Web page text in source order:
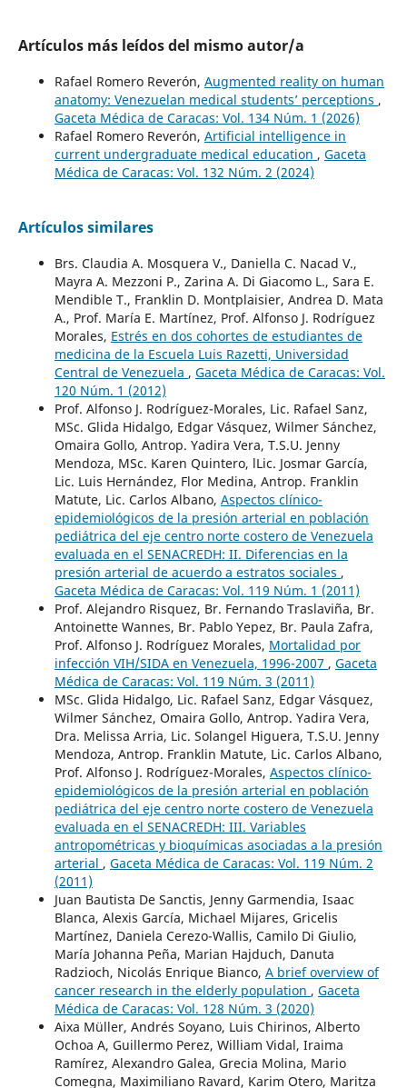
Artículos más leídos del mismo autor/a
Rafael Romero Reverón, Augmented reality on human
anatomy: Venezuelan medical students’ perceptions ,
Gaceta Médica de Caracas: Vol. 134 Núm. 1 (2026)
Rafael Romero Reverón, Artificial intelligence in
current undergraduate medical education , Gaceta
Médica de Caracas: Vol. 132 Núm. 2 (2024)
Artículos similares
Brs. Claudia A. Mosquera V., Daniella C. Nacad V.,
Mayra A. Mezzoni P., Zarina A. Di Giacomo L., Sara E.
Mendible T., Franklin D. Montplaisier, Andrea D. Mata
A., Prof. María E. Martínez, Prof. Alfonso J. Rodríguez
Morales, Estrés en dos cohortes de estudiantes de
medicina de la Escuela Luis Razetti, Universidad
Central de Venezuela , Gaceta Médica de Caracas: Vol.
120 Núm. 1 (2012)
Prof. Alfonso J. Rodríguez-Morales, Lic. Rafael Sanz,
MSc. Glida Hidalgo, Edgar Vásquez, Wilmer Sánchez,
Omaira Gollo, Antrop. Yadira Vera, T.S.U. Jenny
Mendoza, MSc. Karen Quintero, lLic. Josmar García,
Lic. Luis Hernández, Flor Medina, Antrop. Franklin
Matute, Lic. Carlos Albano, Aspectos clínico-
epidemiológicos de la presión arterial en población
pediátrica del eje centro norte costero de Venezuela
evaluada en el SENACREDH: II. Diferencias en la
presión arterial de acuerdo a estratos sociales ,
Gaceta Médica de Caracas: Vol. 119 Núm. 1 (2011)
Prof. Alejandro Risquez, Br. Fernando Traslaviña, Br.
Antoinette Wannes, Br. Pablo Yepez, Br. Paula Zafra,
Prof. Alfonso J. Rodríguez Morales, Mortalidad por
infección VIH/SIDA en Venezuela, 1996-2007 , Gaceta
Médica de Caracas: Vol. 119 Núm. 3 (2011)
MSc. Glida Hidalgo, Lic. Rafael Sanz, Edgar Vásquez,
Wilmer Sánchez, Omaira Gollo, Antrop. Yadira Vera,
Dra. Melissa Arria, Lic. Solangel Higuera, T.S.U. Jenny
Mendoza, Antrop. Franklin Matute, Lic. Carlos Albano,
Prof. Alfonso J. Rodríguez-Morales, Aspectos clínico-
epidemiológicos de la presión arterial en población
pediátrica del eje centro norte costero de Venezuela
evaluada en el SENACREDH: III. Variables
antropométricas y bioquímicas asociadas a la presión
arterial , Gaceta Médica de Caracas: Vol. 119 Núm. 2
(2011)
Juan Bautista De Sanctis, Jenny Garmendia, Isaac
Blanca, Alexis García, Michael Mijares, Gricelis
Martínez, Daniela Cerezo-Wallis, Camilo Di Giulio,
María Johanna Peña, Marian Hajduch, Danuta
Radzioch, Nicolás Enrique Bianco, A brief overview of
cancer research in the elderly population , Gaceta
Médica de Caracas: Vol. 128 Núm. 3 (2020)
Aixa Müller, Andrés Soyano, Luis Chirinos, Alberto
Ochoa A, Guillermo Perez, William Vidal, Iraima
Ramírez, Alexandro Galea, Grecia Molina, Mario
Comegna, Maximiliano Ravard, Karim Otero, Maritza